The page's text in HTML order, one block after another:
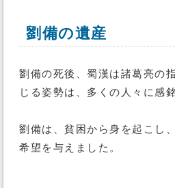
劉備の遺産
劉備の死後、蜀漢は諸葛亮の
じる姿勢は、多くの人々に感
劉備は、貧困から身を起こし
希望を与えました。